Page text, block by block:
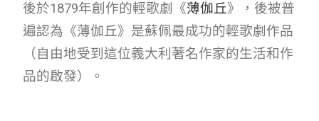
後於1879年創作的輕歌劇《薄伽丘》，後被普
遍認為《薄伽丘》是蘇佩最成功的輕歌劇作品
（自由地受到這位義大利著名作家的生活和作
品的啟發）。